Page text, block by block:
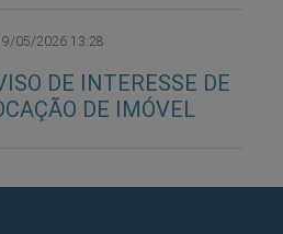
05/2026 13:28
DE INTERESSE DE
DE IMÓVEL